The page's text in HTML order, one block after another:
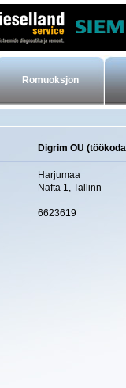
Romuoksjon
Digrim OÜ
Harjumaa
Nafta 1, Tallinn
6623619